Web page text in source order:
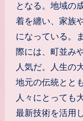
となる。地域の
着を纏い、家族
になっている。
際には、町並み
人気だ。人生の
地元の伝統とと
人々にとっても
最新技術を活用